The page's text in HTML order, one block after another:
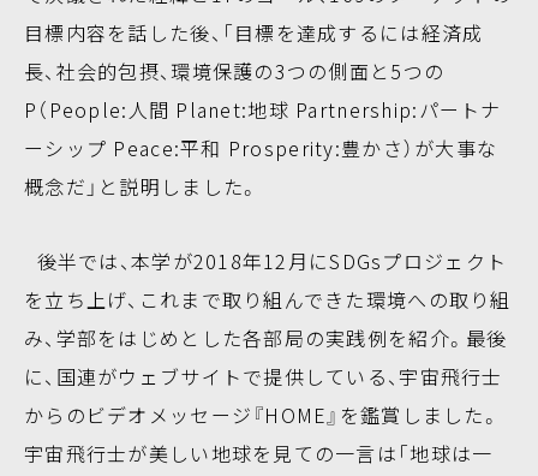
目標内容を話した後、「目標を達成するには経済成
長、社会的包摂、環境保護の3つの側面と5つの
P（People:人間 Planet:地球 Partnership:パートナ
ーシップ Peace:平和 Prosperity:豊かさ）が大事な
概念だ」と説明しました。
後半では、本学が2018年12月にSDGsプロジェクト
を立ち上げ、これまで取り組んできた環境への取り組
み、学部をはじめとした各部局の実践例を紹介。最後
に、国連がウェブサイトで提供している、宇宙飛行士
からのビデオメッセージ『HOME』を鑑賞しました。
宇宙飛行士が美しい地球を見ての一言は「地球は一